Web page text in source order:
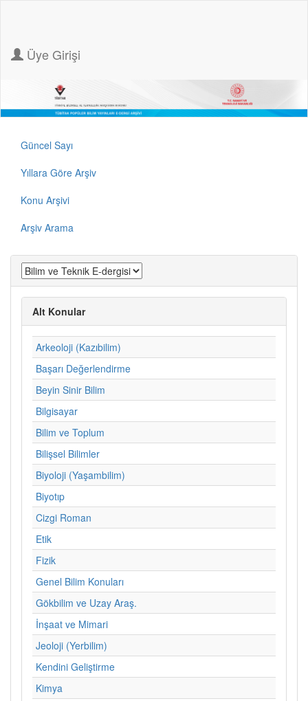
Üye Girişi
Güncel Sayı
Yıllara Göre Arşiv
Konu Arşivi
Arşiv Arama
Alt Konular
Arkeoloji (Kazıbilim)
Başarı Değerlendirme
Beyin Sinir Bilim
Bilgisayar
Bilim ve Toplum
Bilişsel Bilimler
Biyoloji (Yaşambilim)
Biyotıp
Cizgi Roman
Etik
Fizik
Genel Bilim Konuları
Gökbilim ve Uzay Araş.
İnşaat ve Mimari
Jeoloji (Yerbilim)
Kendini Geliştirme
Kimya